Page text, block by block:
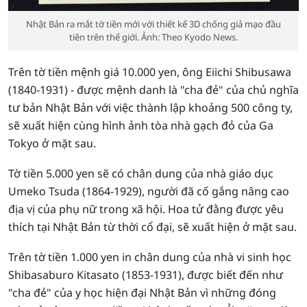
Nhật Bản ra mắt tờ tiền mới với thiết kế 3D chống giả mạo đầu
tiên trên thế giới. Ảnh: Theo Kyodo News.
Trên tờ tiền mệnh giá 10.000 yen, ông Eiichi Shibusawa
(1840-1931) - được mệnh danh là "cha đẻ" của chủ nghĩa
tư bản Nhật Bản với việc thành lập khoảng 500 công ty,
sẽ xuất hiện cùng hình ảnh tòa nhà gạch đỏ của Ga
Tokyo ở mặt sau.
Tờ tiền 5.000 yen sẽ có chân dung của nhà giáo dục
Umeko Tsuda (1864-1929), người đã cố gắng nâng cao
địa vị của phụ nữ trong xã hội. Hoa tử đằng được yêu
thích tại Nhật Bản từ thời cổ đại, sẽ xuất hiện ở mặt sau.
Trên tờ tiền 1.000 yen in chân dung của nhà vi sinh học
Shibasaburo Kitasato (1853-1931), được biết đến như
"cha đẻ" của y học hiện đại Nhật Bản vì những đóng